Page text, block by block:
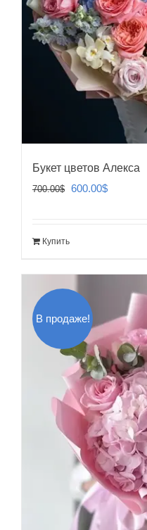
Букет цветов Алекса
700.00$ Первоначальная
600.00$Текущая
Купить
В продаже!